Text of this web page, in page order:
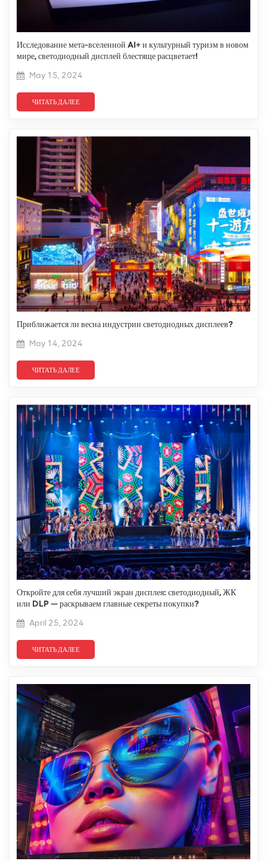
Исследование мета-вселенной AI+ и культурный туризм в новом
мире, светодиодный дисплей блестяще расцветает!
May 15, 2024
ЧИТАТЬ ДАЛЕЕ
Приближается ли весна индустрии светодиодных дисплеев?
May 14, 2024
ЧИТАТЬ ДАЛЕЕ
Откройте для себя лучший экран дисплея: светодиодный, ЖК
или DLP — раскрываем главные секреты покупки?
April 25, 2024
ЧИТАТЬ ДАЛЕЕ